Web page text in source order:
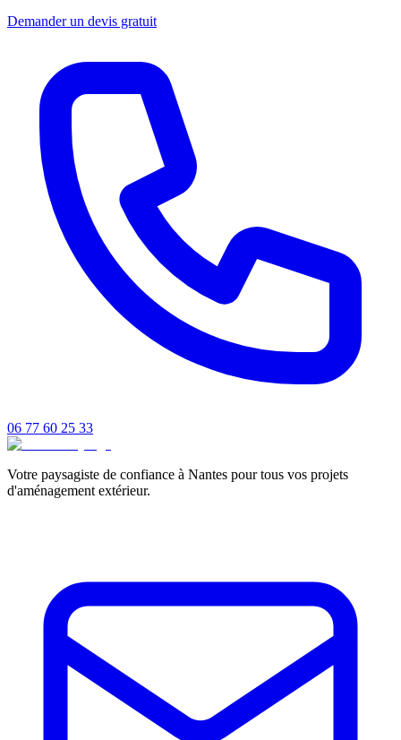
Demander un devis gratuit
06 77 60 25 33
Votre paysagiste de confiance à Nantes pour tous vos projets
d'aménagement extérieur.